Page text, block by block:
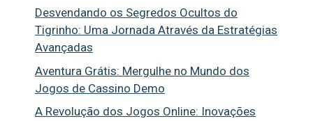
Desvendando os Segredos Ocultos do
Tigrinho: Uma Jornada Através da Estratégias
Avançadas
Aventura Grátis: Mergulhe no Mundo dos
Jogos de Cassino Demo
A Revolução dos Jogos Online: Inovações